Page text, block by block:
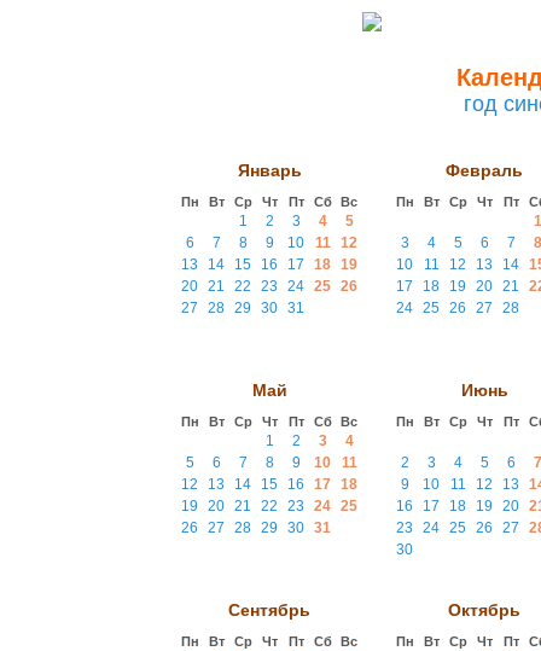
год
Январь
Пн Вт Ср Чт Пт Сб Вс
1 2 3 4
5
6
7 8 9 10 11
12
13
14 15 16 17 18 19
20 21 22 23 24 25 26
27
28 29 30 31
Февраль
Пн Вт Ср Чт Пт
1
3
4 5 6 7
8
10
11 12 13 14
17
18 19 20 21
24 25 26 27 28
Май
Пн Вт Ср Чт Пт Сб Вс
1 2 3
4
5
6 7 8 9 10
11
12
13 14 15 16 17
18
19
20 21 22 23 24 25
26
27 28 29 30 31
Июнь
Пн Вт Ср Чт Пт
2 3 4 5 6
7
9
10 11 12 13
16
17 18 19 20
23
24 25 26 27
30
Сентябрь
Пн Вт Ср Чт Пт Сб Вс
Октябрь
Пн Вт Ср Чт Пт